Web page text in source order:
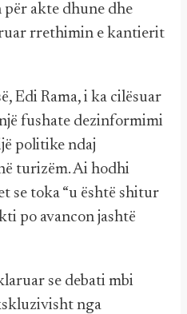
për akte dhune dhe
rrethimin e kantierit
Edi Rama, i ka cilësuar
fushate dezinformimi
politike ndaj
turizëm. Ai hodhi
se toka “u është shitur
po avancon jashtë
se debati mbi
nga